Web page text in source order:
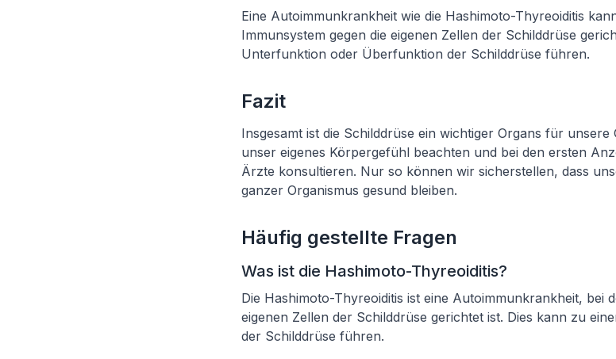
Eine Autoimmunkrankheit wie die Hashimoto-Thyreoiditis
Immunsystem gegen die eigenen Zellen der Schilddrüse
Unterfunktion oder Überfunktion der Schilddrüse führen.
Fazit
Insgesamt ist die Schilddrüse ein wichtiger Organs für unsere
unser eigenes Körpergefühl beachten und bei den ersten
Ärzte konsultieren. Nur so können wir sicherstellen, dass
ganzer Organismus gesund bleiben.
Häufig gestellte Fragen
Was ist die Hashimoto-Thyreoiditis?
Die Hashimoto-Thyreoiditis ist eine Autoimmunkrankheit, bei
eigenen Zellen der Schilddrüse gerichtet ist. Dies kann zu
der Schilddrüse führen.